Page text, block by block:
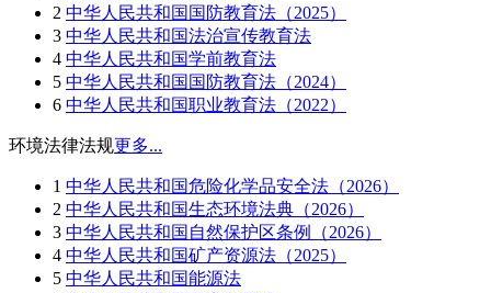
2 中华人民共和国国防教育法（2025）
3 中华人民共和国法治宣传教育法
4 中华人民共和国学前教育法
5 中华人民共和国国防教育法（2024）
6 中华人民共和国职业教育法（2022）
环境法律法规更多...
1 中华人民共和国危险化学品安全法（2026）
2 中华人民共和国生态环境法典（2026）
3 中华人民共和国自然保护区条例（2026）
4 中华人民共和国矿产资源法（2025）
5 中华人民共和国能源法